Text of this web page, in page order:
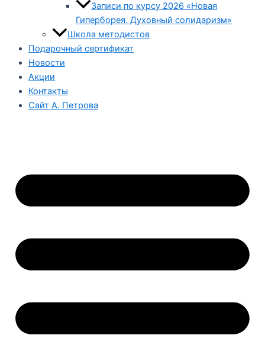
Записи по курсу 2026 «Новая
Гиперборея. Духовный солидаризм»
Школа методистов
Подарочный сертификат
Новости
Акции
Контакты
Сайт А. Петрова